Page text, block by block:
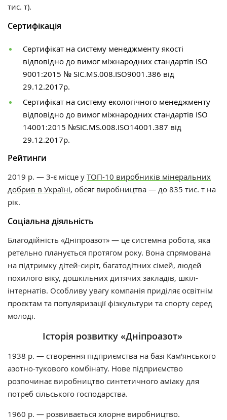
тис. т).
Сертифікація
Сертифікат на систему менеджменту якості
відповідно до вимог міжнародних стандартів ISO
9001:2015 № SIC.MS.008.ISO9001.386 від
29.12.2017р.
Сертифікат на систему екологічного менеджменту
відповідно до вимог міжнародних стандартів ISO
14001:2015 №SIC.MS.008.ISO14001.387 від
29.12.2017р.
Рейтинги
2019 р. — 3-є місце у ТОП-10 виробників мінеральних
добрив в Україні, обсяг виробництва — до 835 тис. т на
рік.
Соціальна діяльність
Благодійність «Дніпроазот» — це системна робота, яка
ретельно планується протягом року. Вона спрямована
на підтримку дітей-сиріт, багатодітних сімей, людей
похилого віку, дошкільних дитячих закладів, шкіл-
інтернатів. Особливу увагу компанія приділяє освітнім
проєктам та популяризації фізкультури та спорту серед
молоді.
Історія розвитку «Дніпроазот»
1938 р. — створення підприємства на базі Кам'янського
азотно-тукового комбінату. Нове підприємство
розпочинає виробництво синтетичного аміаку для
потреб сільського господарства.
1960 р. — розвивається хлорне виробництво.